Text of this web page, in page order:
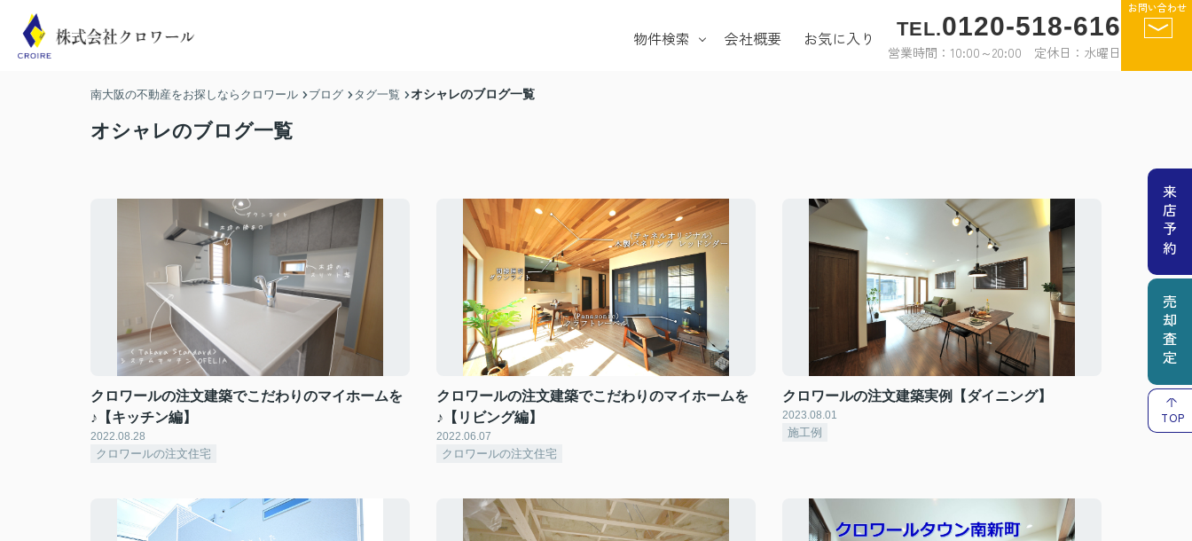
物件検索 会社概要 お気に入り TEL.0120-518-616
営業時間：10:00～20:00 定休日：水曜日
お問い合わせ
南大阪の不動産をお探しならクロワール ブログ タグ一覧 オシャレのブログ一覧
オシャレのブログ一覧
クロワールの注文建築でこだわりのマイホームを
♪【キッチン編】
2022.08.28
クロワールの注文住宅
クロワールの注文建築でこだわりのマイホームを
♪【リビング編】
2022.06.07
クロワールの注文住宅
クロワールの注文建築実例【ダイニング】
2023.08.01
施工例
来店予約
売却査定
TOP